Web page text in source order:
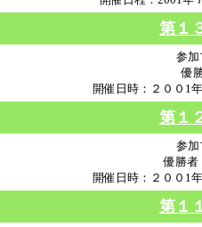
第１
参
優
開催日時：２００1
第１
参加
優勝者
開催日時：２００1
第１